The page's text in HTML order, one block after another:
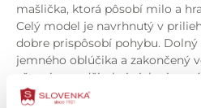
mašlička, ktorá pôsobí milo a
Celý model je navrhnutý v
dobre prispôsobí pohybu.
jemného oblúčika a zakončený
ešte viac podčiarkuje jeho
lemované zakončenie, vďaka